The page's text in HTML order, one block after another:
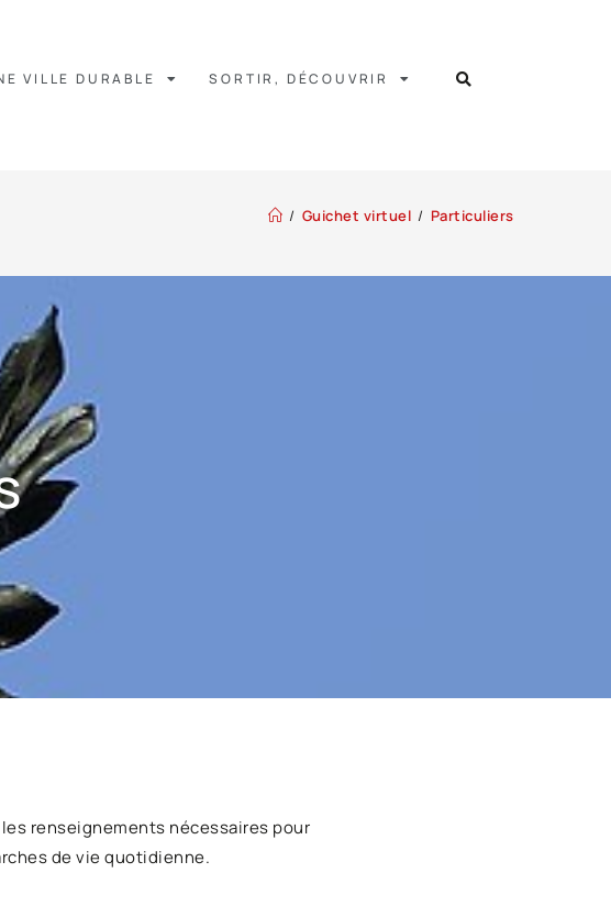
VILLE DURABLE SORTIR, DÉCOUVRIR
/ Guichet virtuel / Particuliers
renseignements nécessaires pour
de vie quotidienne.